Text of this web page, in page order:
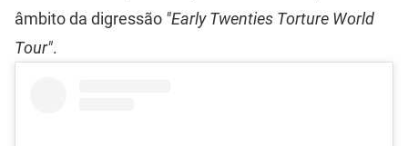
âmbito da digressão "Early Twenties Torture World
Tour".